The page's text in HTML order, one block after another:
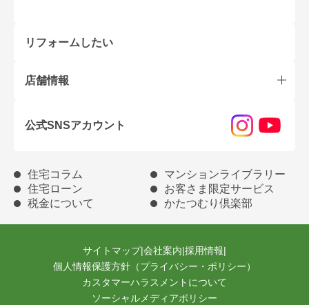
リフォームしたい
店舗情報
公式SNSアカウント
住宅コラム
マンションライブラリー
住宅ローン
お客さま限定サービス
税金について
かたつむり倶楽部
サイトマップ|会社案内|採用情報|
個人情報保護方針（プライバシー・ポリシー）
カスタマーハラスメントについて
ソーシャルメディアポリシー